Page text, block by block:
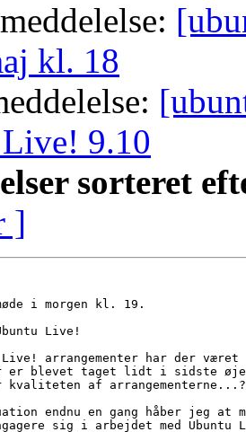
kl. 18
9.10
sorteret
]
i morgen kl. 19.
Live!
Live! arrangementer har der
er blevet taget lidt i sidste
kvaliteten af arrangementerne...?
endnu en gang håber jeg at
sig i arbejdet med Ubuntu